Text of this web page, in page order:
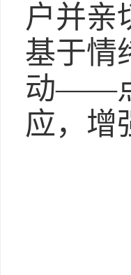
户并亲
基于情
动——
应，增